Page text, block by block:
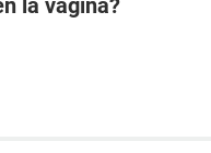
la vagina?